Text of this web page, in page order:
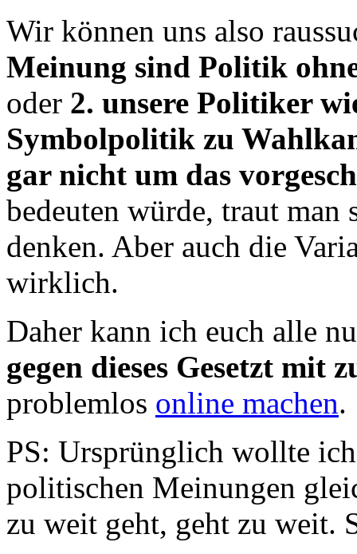
Wir können uns also
Meinung sind Politik
oder 2. unsere Politiker
Symbolpolitik zu
gar nicht um das
bedeuten würde, traut man
denken. Aber auch die
wirklich.
Daher kann ich euch alle
gegen dieses Gesetzt mit
problemlos online machen.
PS: Ursprünglich wollte
politischen Meinungen
zu weit geht, geht zu weit.